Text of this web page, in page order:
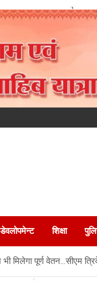
in
डेवलोपमेन्ट शिक्षा
मिलेगा पूर्ण वेतन…सीएम